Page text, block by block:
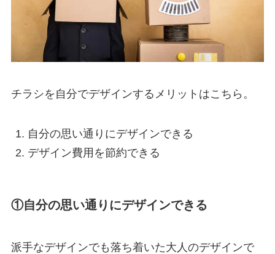
チラシを自分でデザインするメリットはこちら。
自分の思い通りにデザインできる
デザイン費用を節約できる
①自分の思い通りにデザインできる
派手なデザインでも落ち着いた大人のデザインで